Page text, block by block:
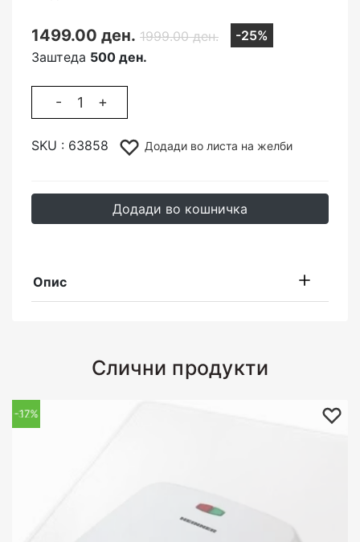
1499.00 ден. 1999.00 ден.
-25%
Заштеда 500 ден.
- +
SKU : 63858 Додади во листа на желби
Додади во кошничка
Опис
Слични продукти
-17%
-32%